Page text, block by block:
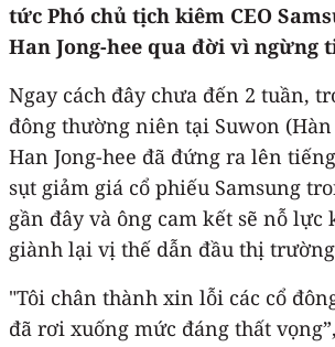
tức Phó chủ tịch kiêm CEO
Han Jong-hee qua đời vì ngừng
Ngay cách đây chưa đến 2 tuần,
đông thường niên tại Suwon (Hàn
Han Jong-hee đã đứng ra lên
sụt giảm giá cổ phiếu Samsung
gần đây và ông cam kết sẽ nỗ lực
giành lại vị thế dẫn đầu thị
"Tôi chân thành xin lỗi các cổ
đã rơi xuống mức đáng thất